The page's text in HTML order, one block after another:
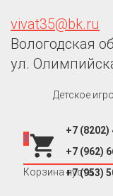
Детское
vivat35@bk.ru
Вологодская
ул.
+7 (8202)
+7 (962)
+7 (953)
0
Корзина пуста